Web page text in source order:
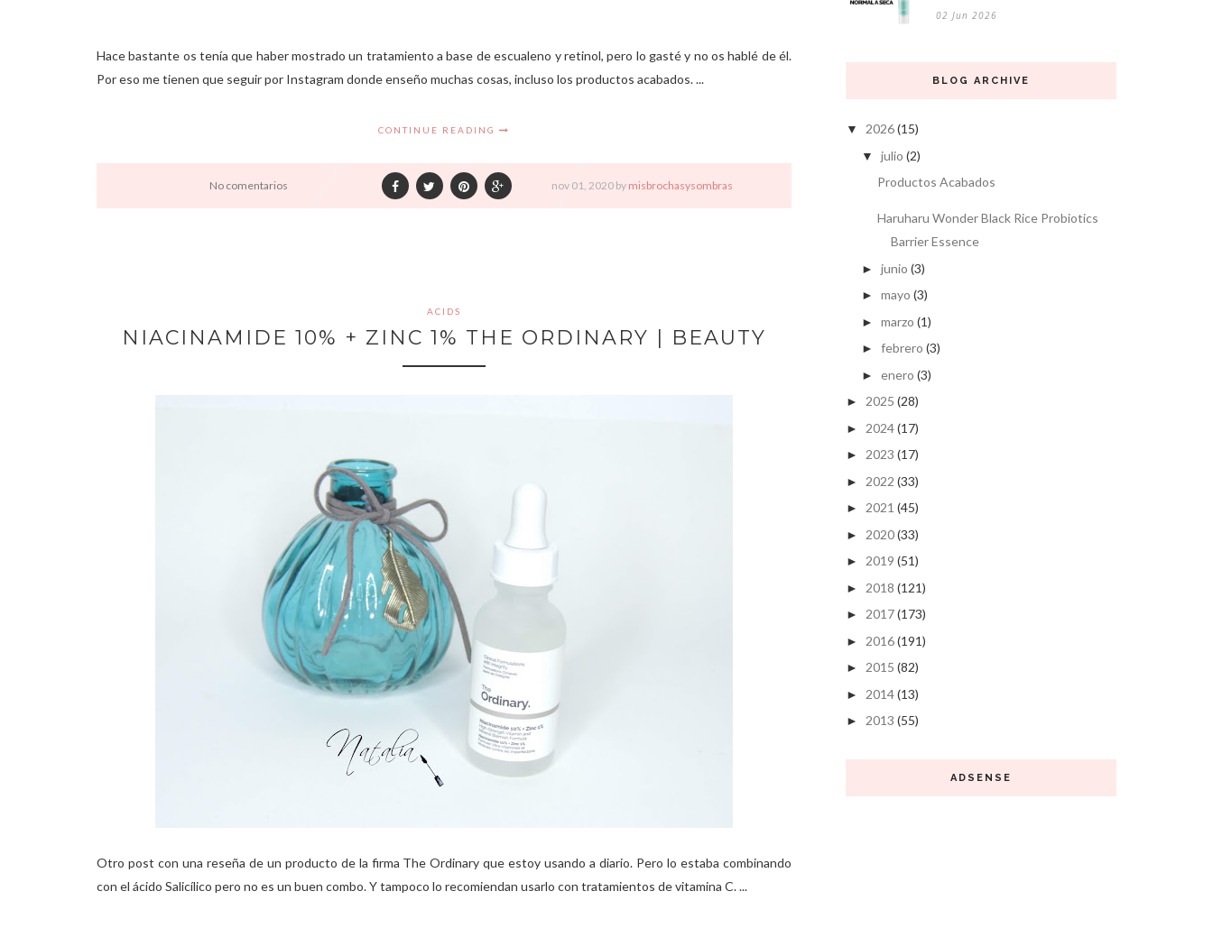
Hace bastante os tenía que haber mostrado un tratamiento a base de escualeno y retinol, pero lo gasté y no os hablé de él.
Por eso me tienen que seguir por Instagram donde enseño muchas cosas, incluso los productos acabados. ...
CONTINUE READING
No comentarios nov 01, 2020 by misbrochasysombras
ACIDS
NIACINAMIDE 10% + ZINC 1% THE ORDINARY | BEAUTY
Otro post con una reseña de un producto de la firma The Ordinary que estoy usando a diario. Pero lo estaba combinando
con el ácido Salicílico pero no es un buen combo. Y tampoco lo recomiendan usarlo con tratamientos de vitamina C. ...
02 Jun 2026
BLOG ARCHIVE
▼ 2026(15)
▼ julio (2)
Productos Acabados
Haruharu Wonder Black Rice Probiotics
Barrier Essence
► junio (3)
► mayo (3)
► marzo (1)
► febrero (3)
► enero (3)
► 2025 (28)
► 2024(17)
► 2023 (17)
► 2022 (33)
► 2021 (45)
► 2020(33)
► 2019 (51)
► 2018 (121)
► 2017(173)
► 2016(191)
► 2015 (82)
► 2014(13)
► 2013 (55)
ADSENSE